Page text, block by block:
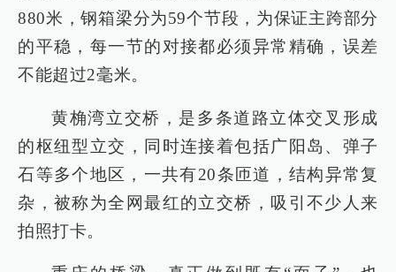
880米，钢箱梁分为59个节段，为保证主跨部分
的平稳，每一节的对接都必须异常精确，误差
不能超过2毫米。
黄桷湾立交桥，是多条道路立体交叉形成
的枢纽型立交，同时连接着包括广阳岛、弹子
石等多个地区，一共有20条匝道，结构异常复
杂，被称为全网最红的立交桥，吸引不少人来
拍照打卡。